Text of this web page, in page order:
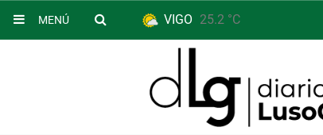
MENÚ VIGO 25.2 °C